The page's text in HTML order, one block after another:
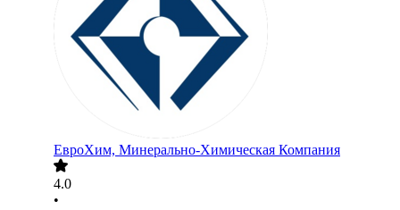
ЕвроХим, Минерально-Химическая Компания
4.0
•